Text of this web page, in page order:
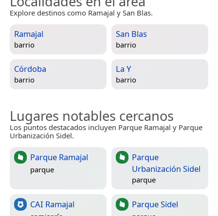
Explore destinos como Ramajal y San Blas.
Ramajal
barrio
San Blas
barrio
Córdoba
barrio
La Y
barrio
Lugares notables cercanos
Los puntos destacados incluyen Parque Ramajal y Parque
Urbanización Sidel.
Parque Ramajal
parque
Parque
Urbanización Sidel
parque
CAI Ramajal Parque Sidel